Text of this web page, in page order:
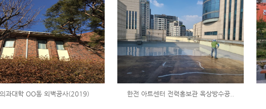
과대학 OO동 외벽공사(2019) 한전 아트센터 전력홍보관 옥상방수공..